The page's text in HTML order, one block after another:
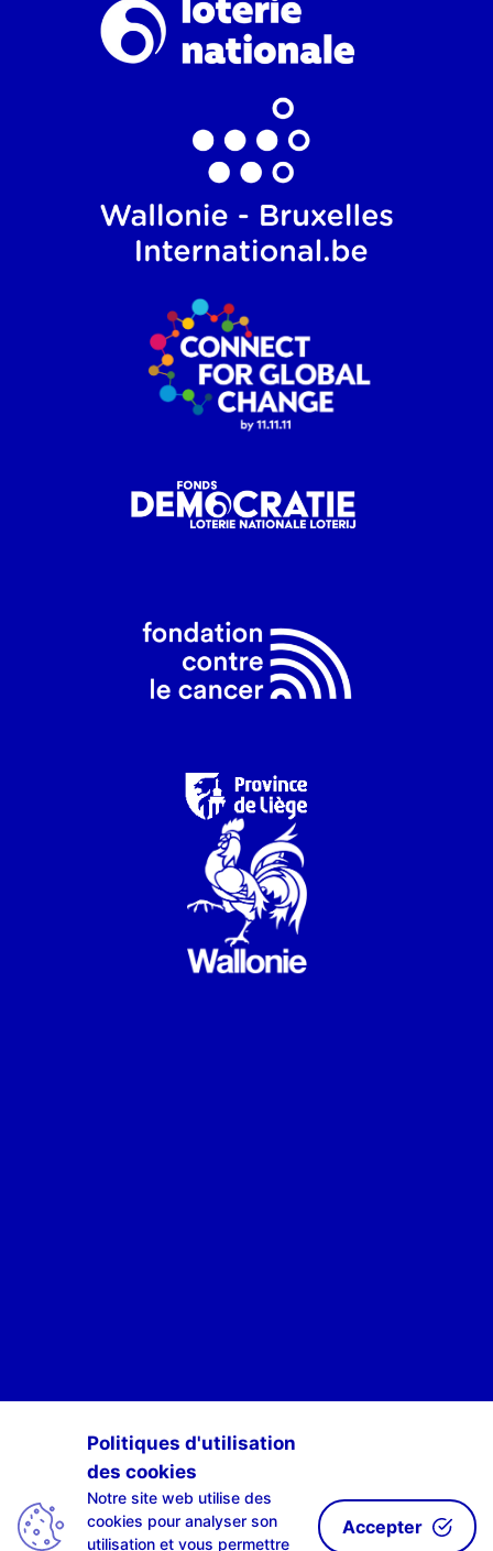
POUR ÊTRE INFORMÉ·E·S DES ACTIVITÉS DE SCAN-R
S'INSCRIRE À NOTRE NEWSLETTE-R
Politiques d'utilisation
des cookies
Notre site web utilise des
cookies pour analyser son
utilisation et vous permettre
Accepter